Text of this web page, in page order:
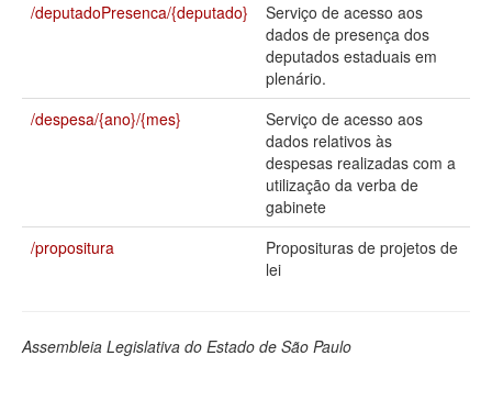
Legislação
Perguntas frequentes
/deputadoPresenca/{deputado}
Serviço de acesso aos
dados de presença dos
deputados estaduais em
plenário.
/despesa/{ano}/{mes}
Serviço de acesso aos
dados relativos às
despesas realizadas com a
utilização da verba de
gabinete
/propositura
Proposituras de projetos de
lei
Assembleia Legislativa do Estado de São Paulo